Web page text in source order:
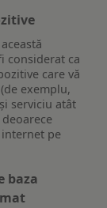
considerat ca
care vă
exemplu,
serviciu atât
pe
baza